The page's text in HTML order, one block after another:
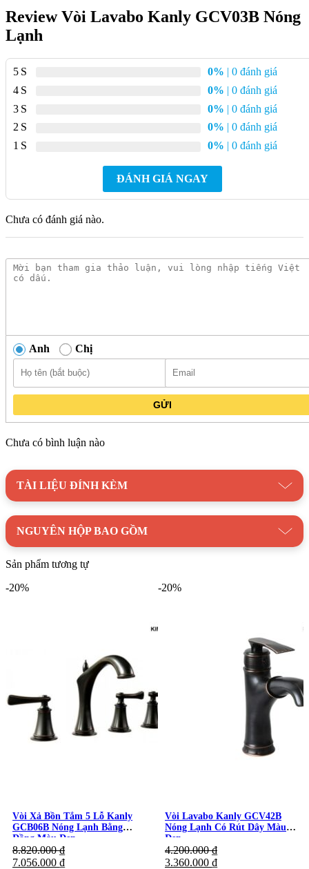
Review Vòi Lavabo Kanly GCV03B Nóng
Lạnh
5 0% | 0 đánh giá
4
0% | 0 đánh giá
3
0% | 0 đánh giá
2
0% | 0 đánh giá
1
0% | 0 đánh giá
ĐÁNH GIÁ NGAY
Chưa có đánh giá nào.
Anh Chị
GỬI
Chưa có bình luận nào
TÀI LIỆU ĐÍNH KÈM
NGUYÊN HỘP BAO GỒM
Sản phẩm tương tự
-20%
Vòi Xả Bồn Tắm 5 Lỗ Kanly
GCB06B Nóng Lạnh Bằng
Đồng Màu Đen
8.820.000₫
7.056.000 ₫
-20%
Vòi Lavabo Kanly GCV42B
Nóng Lạnh Có Rút Dây Màu
Đen
4.200.000₫
3.360.000 ₫